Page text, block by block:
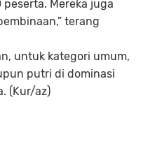
Mereka juga
terang
untuk kategori umum,
putri di dominasi
(Kur/az)